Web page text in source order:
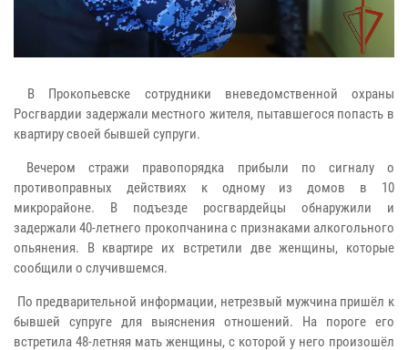
В Прокопьевске сотрудники вневедомственной охраны
Росгвардии задержали местного жителя, пытавшегося попасть в
квартиру своей бывшей супруги.
Вечером стражи правопорядка прибыли по сигналу о
противоправных действиях к одному из домов в 10
микрорайоне. В подъезде росгвардейцы обнаружили и
задержали 40-летнего прокопчанина с признаками алкогольного
опьянения. В квартире их встретили две женщины, которые
сообщили о случившемся.
По предварительной информации, нетрезвый мужчина пришёл к
бывшей супруге для выяснения отношений. На пороге его
встретила 48-летняя мать женщины, с которой у него произошёл